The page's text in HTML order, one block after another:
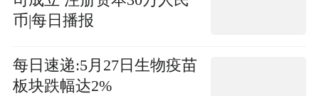
币|每日播报
每日速递:5月27日生物疫苗
板块跌幅达2%